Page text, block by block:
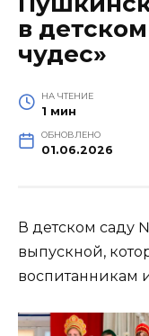
в
чудес»
НА ЧТЕНИЕ
1 мин
ОБНОВЛЕНО
01.06.2026
В детском саду
выпускной,
воспитанникам